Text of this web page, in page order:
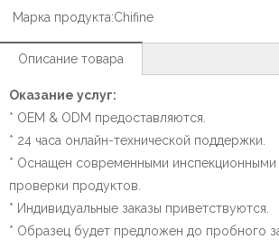
Марка продукта:Chifine
Описание товара
Оказание услуг:
* OEM & ODM предоставляются.
* 24 часа онлайн-технической поддержки.
* Оснащен современными
проверки продуктов.
* Индивидуальные заказы приветствуются.
* Образец будет предложен до пробного